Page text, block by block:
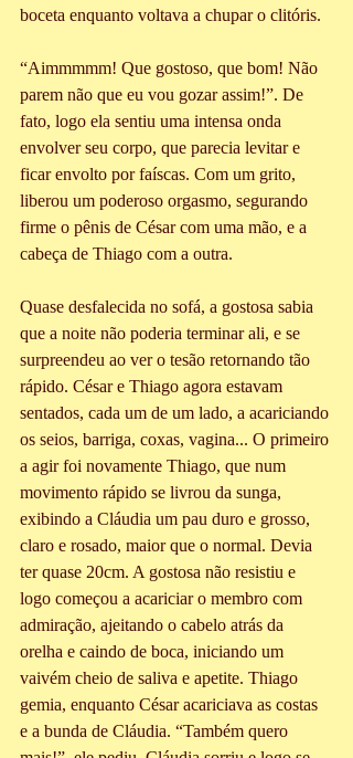
boceta enquanto voltava a chupar o clitóris.
“Aimmmmm! Que gostoso, que bom! Não
parem não que eu vou gozar assim!”. De
fato, logo ela sentiu uma intensa onda
envolver seu corpo, que parecia levitar e
ficar envolto por faíscas. Com um grito,
liberou um poderoso orgasmo, segurando
firme o pênis de César com uma mão, e a
cabeça de Thiago com a outra.
Quase desfalecida no sofá, a gostosa sabia
que a noite não poderia terminar ali, e se
surpreendeu ao ver o tesão retornando tão
rápido. César e Thiago agora estavam
sentados, cada um de um lado, a acariciando
os seios, barriga, coxas, vagina... O primeiro
a agir foi novamente Thiago, que num
movimento rápido se livrou da sunga,
exibindo a Cláudia um pau duro e grosso,
claro e rosado, maior que o normal. Devia
ter quase 20cm. A gostosa não resistiu e
logo começou a acariciar o membro com
admiração, ajeitando o cabelo atrás da
orelha e caindo de boca, iniciando um
vaivém cheio de saliva e apetite. Thiago
gemia, enquanto César acariciava as costas
e a bunda de Cláudia. “Também quero